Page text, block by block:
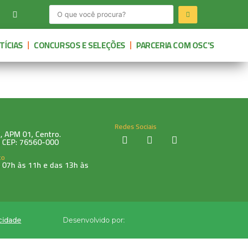
CONCURSOS E SELEÇÕES PARCERIA COM OSC’S
APM 01, Centro.
76560-000
às 11h e das 13h às
Redes Sociais
Desenvolvido por: